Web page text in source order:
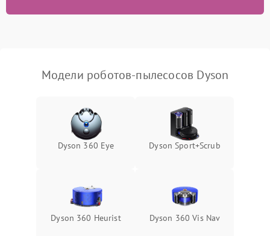
Модели роботов-пылесосов Dyson
Dyson 360 Eye Dyson Sport+Scrub
Dyson 360 Heurist Dyson 360 Vis Nav